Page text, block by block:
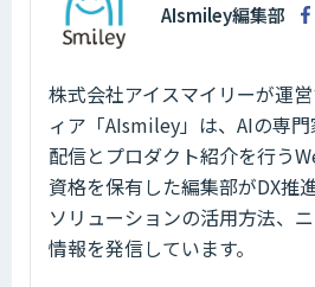
AIsmiley編集部
株式会社アイスマイリーが運
ィア「AIsmiley」は、AIの専
配信とプロダクト紹介を行う
資格を保有した編集部がDX推
ソリューションの活用方法、
情報を発信しています。